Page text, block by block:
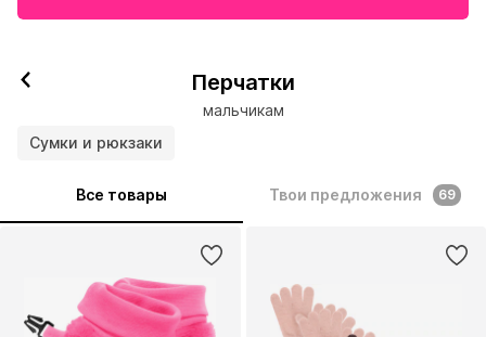
Перчатки
мальчикам
Сумки и рюкзаки
Все товары Твои предложения 69